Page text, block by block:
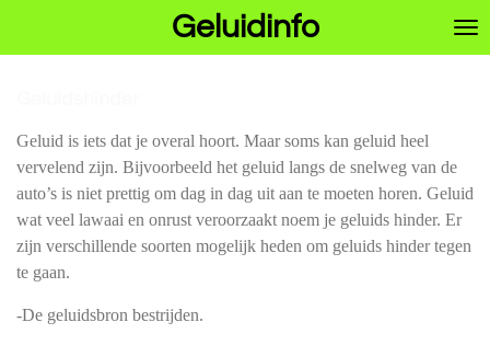
Geluidinfo
Geluid is iets dat je overal hoort. Maar soms kan geluid heel
vervelend zijn. Bijvoorbeeld het geluid langs de snelweg van de
auto’s is niet prettig om dag in dag uit aan te moeten horen. Geluid
wat veel lawaai en onrust veroorzaakt noem je geluids hinder. Er
zijn verschillende soorten mogelijk heden om geluids hinder tegen
te gaan.
-De geluidsbron bestrijden.